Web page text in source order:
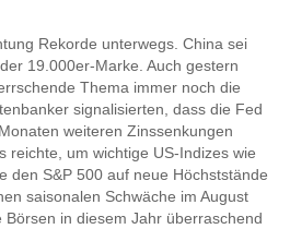
Rekorde unterwegs. China sei
19.000er-Marke. Auch gestern
Thema immer noch die
signalisierten, dass die Fed
weiteren Zinssenkungen
reichte, um wichtige US-Indizes wie
den S&P 500 auf neue Höchststände
saisonalen Schwäche im August
in diesem Jahr überraschend